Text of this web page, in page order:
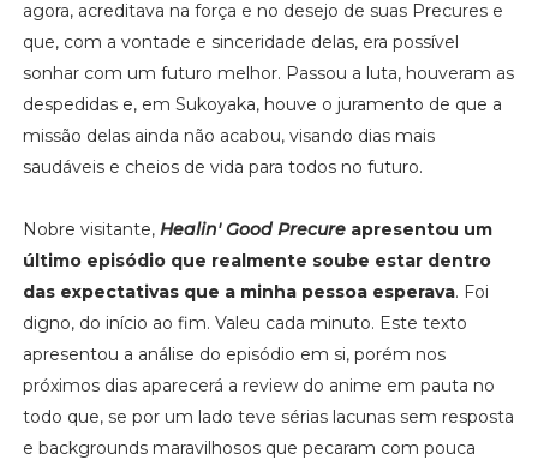
agora, acreditava na força e no desejo de suas Precures e
que, com a vontade e sinceridade delas, era possível
sonhar com um futuro melhor. Passou a luta, houveram as
despedidas e, em Sukoyaka, houve o juramento de que a
missão delas ainda não acabou, visando dias mais
saudáveis e cheios de vida para todos no futuro.
Nobre visitante, Healin' Good Precureapresentou um
último episódio que realmente soube estar dentro
das expectativas que a minha pessoa esperava. Foi
digno, do início ao fim. Valeu cada minuto. Este texto
apresentou a análise do episódio em si, porém nos
próximos dias aparecerá a review do anime em pauta no
todo que, se por um lado teve sérias lacunas sem resposta
e backgrounds maravilhosos que pecaram com pouca